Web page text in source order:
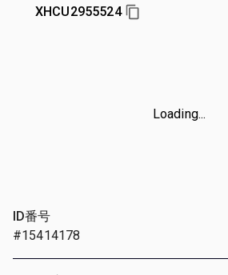
XHCU2955524
Loading...
ID番号
#15414178